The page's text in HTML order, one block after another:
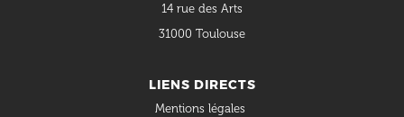
14 rue des Arts
31000 Toulouse
LIENS DIRECTS
Mentions légales